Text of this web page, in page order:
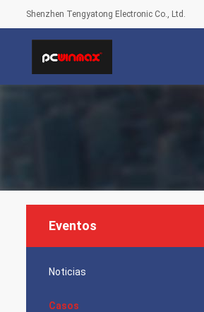
Shenzhen Tengyatong Electronic Co., Ltd.
Eventos
Noticias
Casos